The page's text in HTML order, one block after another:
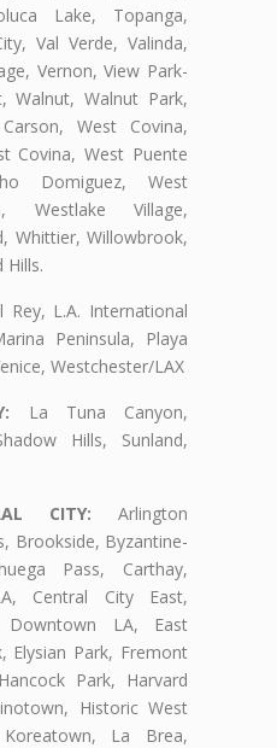
Lake, Topanga,
Val Verde, Valinda,
Vernon, View Park-
Walnut, Walnut Park,
West Covina,
Covina, West Puente
Domiguez, West
Westlake Village,
Whittier, Willowbrook,
Hills.
Rey, L.A. International
Peninsula, Playa
Westchester/LAX
La Tuna Canyon,
Hills, Sunland,
CITY: Arlington
Brookside, Byzantine-
Pass, Carthay,
Central City East,
LA, East
Elysian Park, Fremont
Park, Harvard
Historic West
La Brea,